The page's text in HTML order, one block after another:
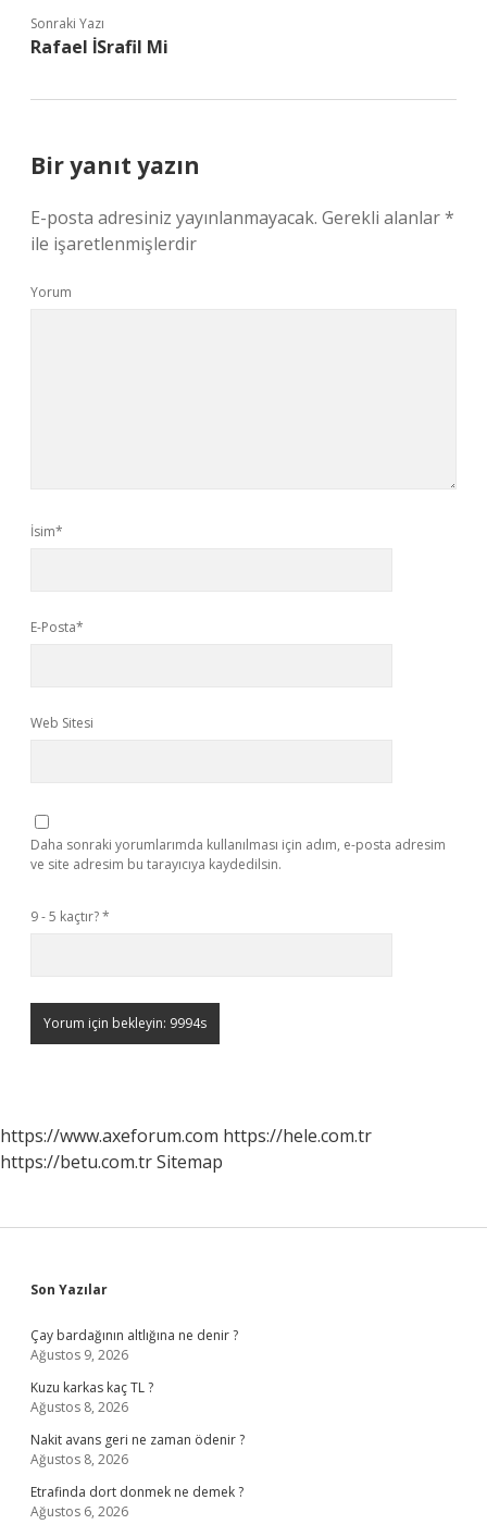
Sonraki Yazı
Rafael İSrafil Mi
Bir yanıt yazın
E-posta adresiniz yayınlanmayacak. Gerekli alanlar*
ile işaretlenmişlerdir
Yorum
İsim*
E-Posta*
Web Sitesi
Daha sonraki yorumlarımda kullanılması için adım, e-posta adresim
ve site adresim bu tarayıcıya kaydedilsin.
9 - 5 kaçtır?*
https://www.axeforum.com https://hele.com.tr
https://betu.com.trSitemap
Sidebar
Son Yazılar
Çay bardağının altlığına ne denir ?
Ağustos 9, 2026
Kuzu karkas kaç TL ?
Ağustos 8, 2026
Nakit avans geri ne zaman ödenir ?
Ağustos 8, 2026
Etrafinda dort donmek ne demek ?
Ağustos 6, 2026